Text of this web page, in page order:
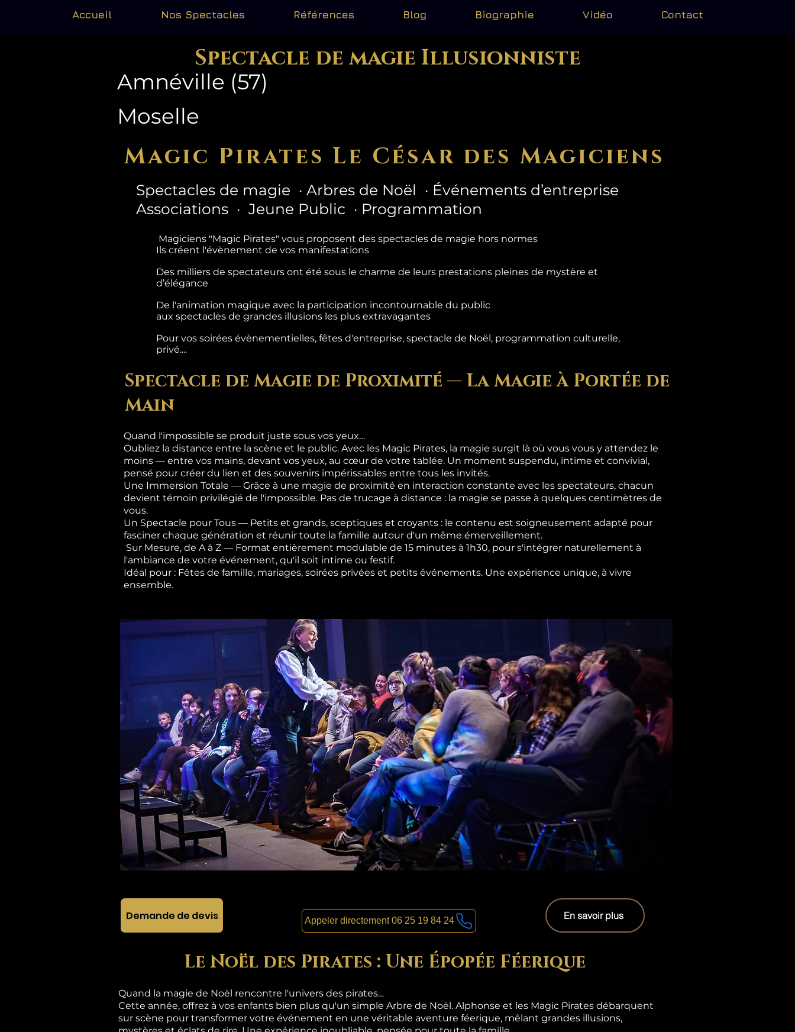
Accueil Nos Spectacles Références Blog Biographie Vidéo Contact
Spectacle de magie Illusionniste
Amnéville (57)
Moselle
Magic Pirates Le César des Magiciens
Spectacles de magie · Arbres de Noël · Événements d’entreprise
Associations · Jeune Public · Programmation
Magiciens "Magic Pirates" vous proposent des spectacles de magie hors normes
Ils créent l'évènement de vos manifestations
Des milliers de spectateurs ont été sous le charme de leurs prestations pleines de mystère et
d’élégance
De l'animation magique avec la participation incontournable du public
aux spectacles de grandes illusions les plus extravagantes
Pour vos soirées évènementielles, fêtes d'entreprise, spectacle de Noël, programmation culturelle,
privé....
Spectacle de Magie de Proximité — La Magie à Portée de
Main
Quand l'impossible se produit juste sous vos yeux…
Oubliez la distance entre la scène et le public. Avec les Magic Pirates, la magie surgit là où vous vous y attendez le
moins — entre vos mains, devant vos yeux, au cœur de votre tablée. Un moment suspendu, intime et convivial,
pensé pour créer du lien et des souvenirs impérissables entre tous les invités.
Une Immersion Totale — Grâce à une magie de proximité en interaction constante avec les spectateurs, chacun
devient témoin privilégié de l'impossible. Pas de trucage à distance : la magie se passe à quelques centimètres de
vous.
Un Spectacle pour Tous — Petits et grands, sceptiques et croyants : le contenu est soigneusement adapté pour
fasciner chaque génération et réunir toute la famille autour d'un même émerveillement.
Sur Mesure, de A à Z — Format entièrement modulable de 15 minutes à 1h30, pour s'intégrer naturellement à
l'ambiance de votre événement, qu'il soit intime ou festif.
Idéal pour : Fêtes de famille, mariages, soirées privées et petits événements. Une expérience unique, à vivre
ensemble.
Demande de devis Appeler directement 06 25 19 84 24 En savoir plus
Le Noël des Pirates : Une Épopée Féerique
Quand la magie de Noël rencontre l'univers des pirates…
Cette année, offrez à vos enfants bien plus qu'un simple Arbre de Noël. Alphonse et les Magic Pirates débarquent
sur scène pour transformer votre événement en une véritable aventure féerique, mêlant grandes illusions,